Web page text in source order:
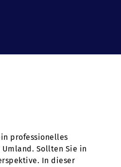
professionelles
Umland. Sollten Sie in
In dieser